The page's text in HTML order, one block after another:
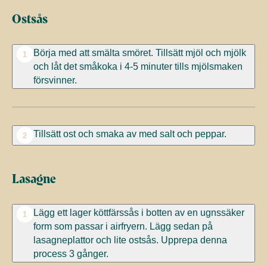
Ostsås
1
Börja med att smälta smöret. Tillsätt mjöl och mjölk
och låt det småkoka i 4-5 minuter tills mjölsmaken
försvinner.
2 Tillsätt ost och smaka av med salt och peppar.
Lasagne
1
Lägg ett lager köttfärssås i botten av en ugnssäker
form som passar i airfryern. Lägg sedan på
lasagneplattor och lite ostsås. Upprepa denna
process 3 gånger.